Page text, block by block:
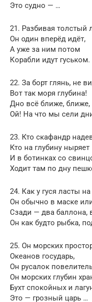
Это судно — …
21. Разбивая толстый
Он один вперёд идёт,
А уже за ним потом
Корабли идут гуськом.
22. За борт глянь, не
Вот так моря глубина!
Дно всё ближе,
Ой! На что мы сели
23. Кто скафандр
Кто на глубину ныряет
И в ботинках со
Ходит там по дну
24. Как у гуся ласты на
Он обычно в маске
Сзади — два баллона,
Он как будто рыбка,
25. Он морских
Океанов государь,
Он русалок
Он морских глубин
Бухт спокойных и
Это — грозный царь …